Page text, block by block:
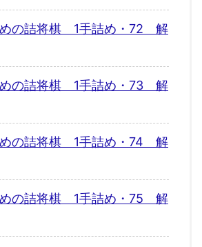
めの詰将棋 1手詰め・72 解
めの詰将棋 1手詰め・73 解
めの詰将棋 1手詰め・74 解
めの詰将棋 1手詰め・75 解